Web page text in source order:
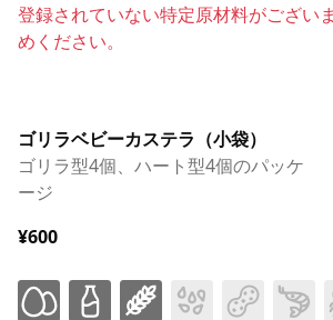
登録されていない特定原材料がござい
めください。
ゴリラベビーカステラ（小袋）
ゴリラ型4個、ハート型4個のパッケ
ージ
¥600